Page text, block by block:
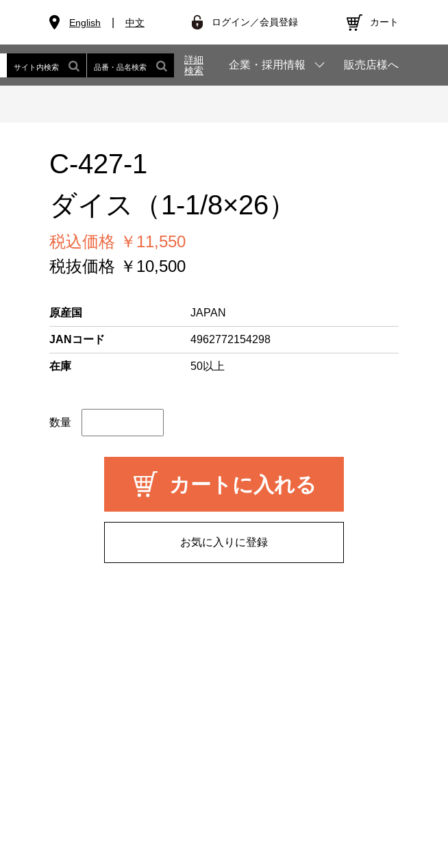
English 中文 ログイン／会員登録 カート
サイト内検索 品番・品名検索
詳細
検索
企業・採用情報 販売店様へ
C-427-1
ダイス（1-1/8×26）
税込価格 ￥11,550
税抜価格 ￥10,500
原産国 JAPAN
JANコード 4962772154298
在庫 50以上
数量
カートに入れる
お気に入りに登録